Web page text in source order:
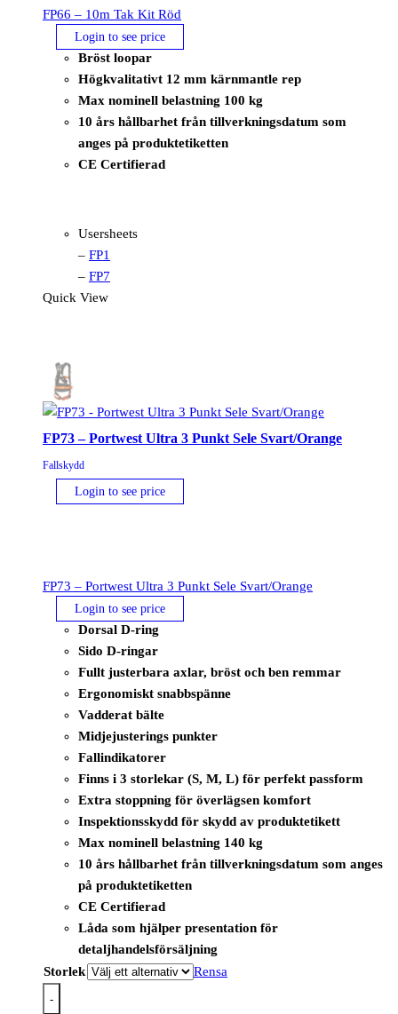
FP66 – 10m Tak Kit Röd
Login to see price
Bröst loopar
Högkvalitativt 12 mm kärnmantle rep
Max nominell belastning 100 kg
10 års hållbarhet från tillverkningsdatum som
anges på produktetiketten
CE Certifierad
Usersheets
– FP1
– FP7
Quick View
FP73 – Portwest Ultra 3 Punkt Sele Svart/Orange
Fallskydd
Login to see price
FP73 – Portwest Ultra 3 Punkt Sele Svart/Orange
Login to see price
Dorsal D-ring
Sido D-ringar
Fullt justerbara axlar, bröst och ben remmar
Ergonomiskt snabbspänne
Vadderat bälte
Midjejusterings punkter
Fallindikatorer
Finns i 3 storlekar (S, M, L) för perfekt passform
Extra stoppning för överlägsen komfort
Inspektionsskydd för skydd av produktetikett
Max nominell belastning 140 kg
10 års hållbarhet från tillverkningsdatum som anges
på produktetiketten
CE Certifierad
Låda som hjälper presentation för
detaljhandelsförsäljning
Storlek
Rensa
-